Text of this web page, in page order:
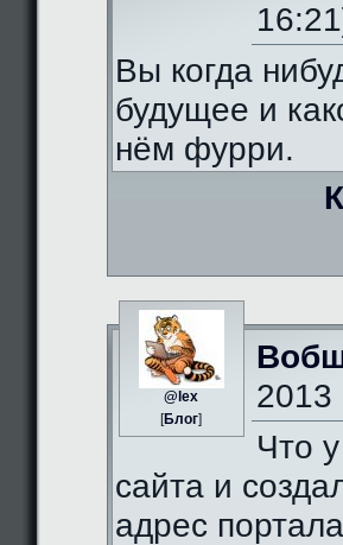
Вы когда
будущее и
нём фурри.
@lex
[Блог]
2013
Что
сайта и
адрес